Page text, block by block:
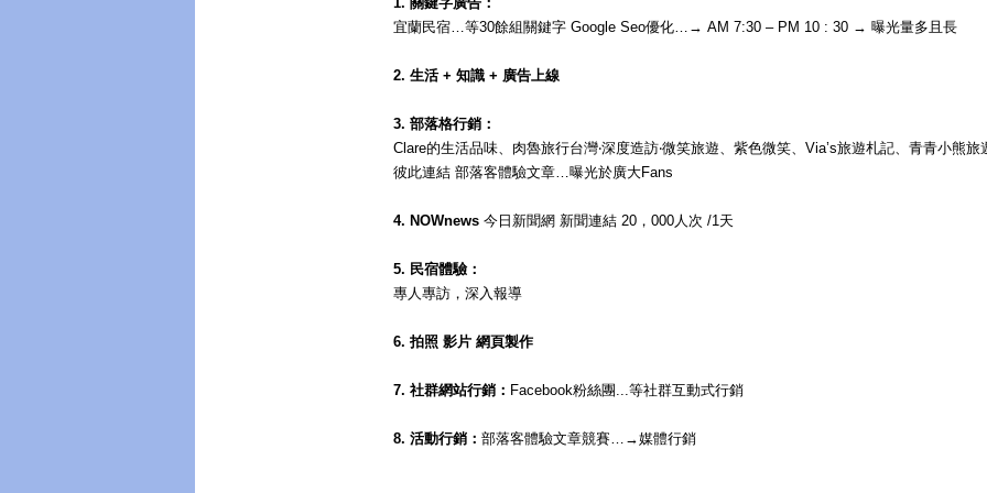
宜蘭民宿…等30餘組關鍵字 Google Seo優化…→ AM 7:30 – PM 10 : 30 → 曝光量多且長
2. 生活 + 知識 + 廣告上線
3. 部落格行銷：
Clare的生活品味、肉魯旅行台灣‧深度造訪‧微笑旅遊、紫色微笑、Via’s旅遊札記、青青小熊
彼此連結 部落客體驗文章…曝光於廣大Fans
4. NOWnews 今日新聞網 新聞連結 20，000人次 /1天
5. 民宿體驗：
專人專訪，深入報導
6. 拍照 影片 網頁製作
7. 社群網站行銷： Facebook粉絲團...等社群互動式行銷
8. 活動行銷： 部落客體驗文章競賽…→媒體行銷